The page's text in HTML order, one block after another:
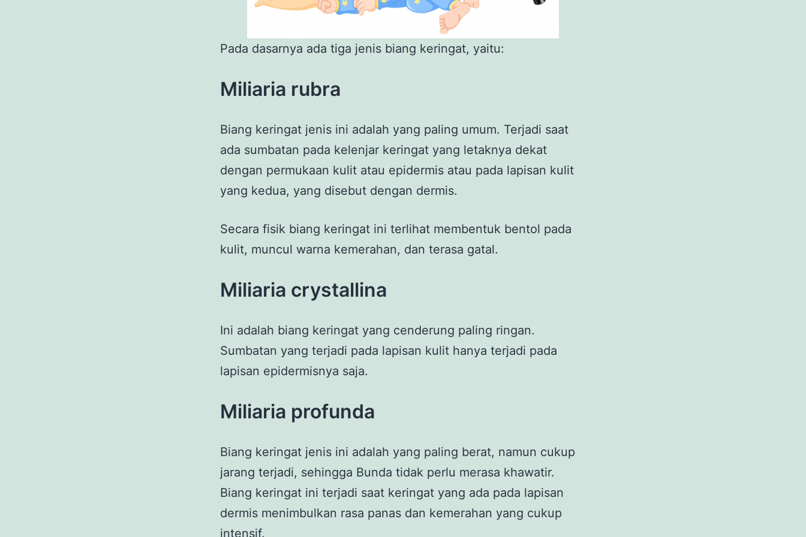
Pada dasarnya ada tiga jenis biang keringat, yaitu:
Miliaria rubra
Biang keringat jenis ini adalah yang paling umum. Terjadi saat
ada sumbatan pada kelenjar keringat yang letaknya dekat
dengan permukaan kulit atau epidermis atau pada lapisan kulit
yang kedua, yang disebut dengan dermis.
Secara fisik biang keringat ini terlihat membentuk bentol pada
kulit, muncul warna kemerahan, dan terasa gatal.
Miliaria crystallina
Ini adalah biang keringat yang cenderung paling ringan.
Sumbatan yang terjadi pada lapisan kulit hanya terjadi pada
lapisan epidermisnya saja.
Miliaria profunda
Biang keringat jenis ini adalah yang paling berat, namun cukup
jarang terjadi, sehingga Bunda tidak perlu merasa khawatir.
Biang keringat ini terjadi saat keringat yang ada pada lapisan
dermis menimbulkan rasa panas dan kemerahan yang cukup
intensif.